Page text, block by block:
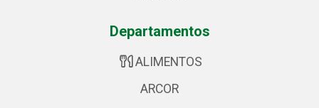
Departamentos
ALIMENTOS
ARCOR